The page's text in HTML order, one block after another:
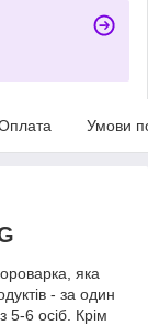
Умови
яка
- за один
5-6 осіб. Крім